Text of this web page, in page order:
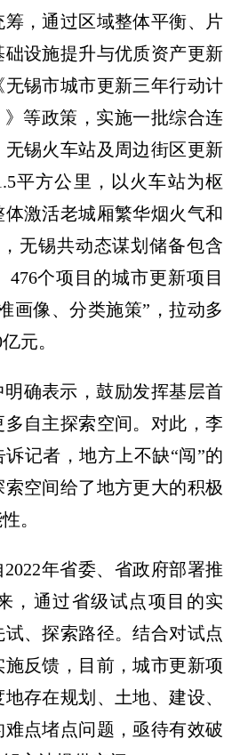
，通过区域整体平衡、片
设施提升与优质资产更新
锡市城市更新三年行动计
等政策，实施一批综合连
无锡火车站及周边街区更新
平方公里，以火车站为枢
激活老城厢繁华烟火气和
无锡共动态谋划储备包含
476个项目的城市更新项目
画像、分类施策”，拉动多
元。
明确表示，鼓励发挥基层首
自主探索空间。对此，李
记者，地方上不缺“闯”的
空间给了地方更大的积极
。
年省委、省政府部署推
，通过省级试点项目的实
、探索路径。结合对试点
反馈，目前，城市更新项
存在规划、土地、建设、
点堵点问题，亟待有效破